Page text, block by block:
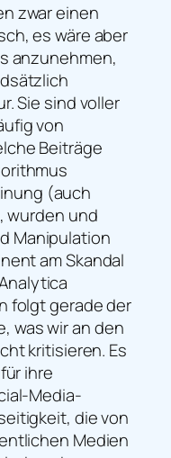
zwar einen
es wäre aber
anzunehmen,
Sie sind voller
von
Beiträge
(auch
wurden und
Manipulation
am Skandal
folgt gerade der
was wir an den
kritisieren. Es
ihre
Media-
die von
Medien